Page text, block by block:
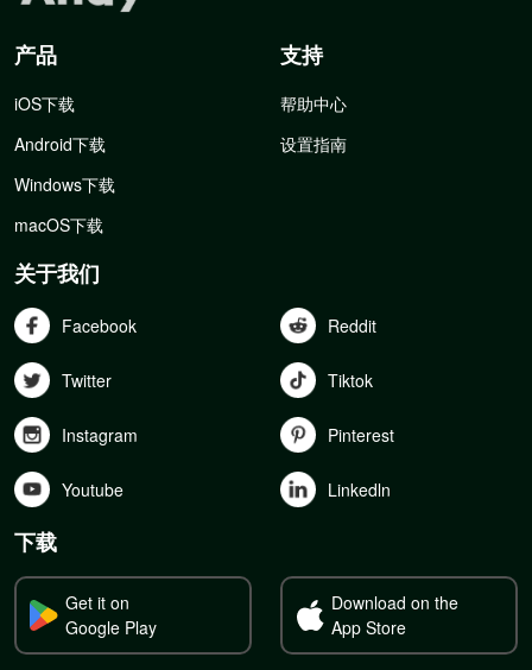
产品
iOS下载
Android下载
Windows下载
macOS下载
支持
帮助中心
设置指南
关于我们
Facebook Reddit
Twitter Tiktok
Instagram Pinterest
Youtube Linkedln
下载
Get it on
Google Play
Download on the
App Store